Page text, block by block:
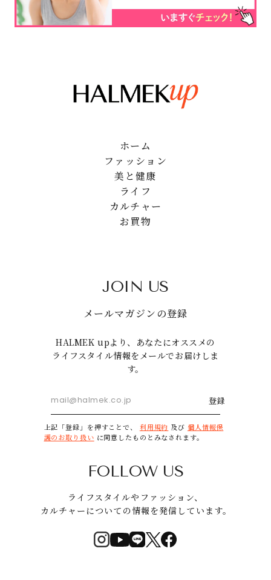
ホーム
ファッション
美と健康
ライフ
カルチャー
お買物
JOIN US
メールマガジンの登録
HALMEK upより、あなたにオススメの
ライフスタイル情報をメールでお届けしま
す。
登録
上記「登録」を押すことで、 利用規約 及び 個人情報保
護のお取り扱い に同意したものとみなされます。
FOLLOW US
ライフスタイルやファッション、
カルチャーについての情報を発信しています。